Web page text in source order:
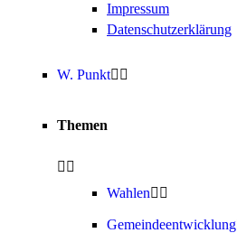
Impressum
Datenschutzerklärung
W. Punkt
Themen
Wahlen
Gemeindeentwicklung